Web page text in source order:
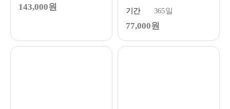
143,000원 기간 365일
77,000원